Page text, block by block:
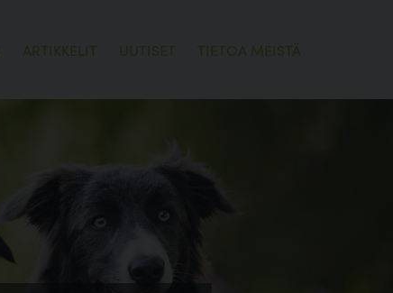
ARTIKKELIT UUTISET TIETOA MEISTÄ